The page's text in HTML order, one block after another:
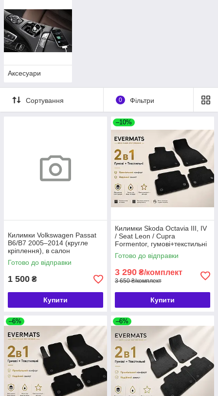
Аксесуари
Сортування 0 Фільтри
Килимки Volkswagen Passat
B6/B7 2005–2014 (кругле
кріплення), в салон
текстильні, 4 шт., AZ AUTO
Чехія (720567)
Готово до відправки
1 500 ₴
Купити
–10%
Килимки Skoda Octavia III, IV
/ Seat Leon / Cupra
Formentor, гумові+текстильні
2в1, 8шт, EVERMATS
(PT217952)
Готово до відправки
3 290 ₴/комплект
3 650 ₴/комплект
Купити
–6% –6%